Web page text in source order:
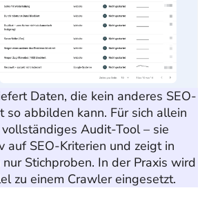
Daten, die kein anderes SEO-
so abbilden kann. Für sich allein
Audit-Tool – sie
auf SEO-Kriterien und zeigt in
Stichproben. In der Praxis wird
zu einem Crawler eingesetzt.